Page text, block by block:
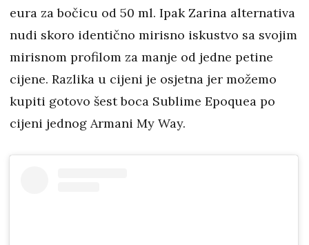
eura za bočicu od 50 ml. Ipak Zarina alternativa
nudi skoro identično mirisno iskustvo sa svojim
mirisnom profilom za manje od jedne petine
cijene. Razlika u cijeni je osjetna jer možemo
kupiti gotovo šest boca Sublime Epoquea po
cijeni jednog Armani My Way.